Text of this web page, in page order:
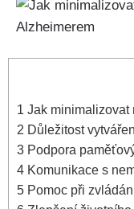
1 Jak minimalizovat
2 Důležitost
3 Podpora
4 Komunikace s
5 Pomoc při